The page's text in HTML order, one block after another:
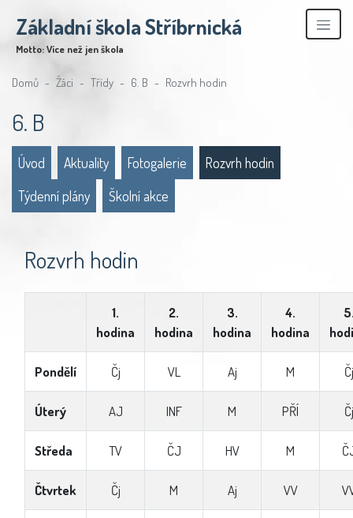
Základní škola Stříbrnická
Motto: Více než jen škola
Domů Žáci Třídy 6. B Rozvrh hodin
6. B
Úvod Aktuality Fotogalerie
Rozvrh hodin
Týdenní plány
Školní akce
Rozvrh hodin
1.
hodina
2.
hodina
3.
hodina
4.
hodina
Pondělí Čj VL Aj M Čj
Úterý AJ INF M PŘÍ Čj
Středa TV ČJ HV M
Čtvrtek Čj M Aj VV